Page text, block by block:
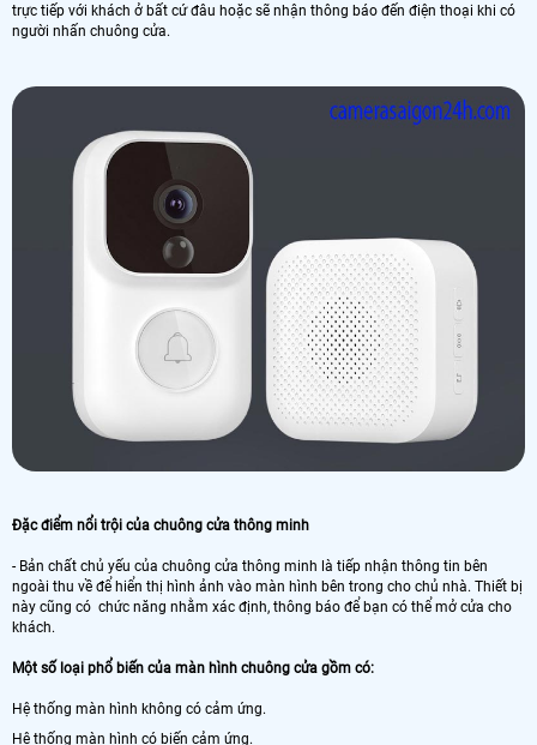
trực tiếp với khách ở bất cứ đâu hoặc sẽ nhận thông báo đến điện thoại khi có
người nhấn chuông cửa.
Đặc điểm nổi trội của chuông cửa thông minh
- Bản chất chủ yếu của chuông cửa thông minh là tiếp nhận thông tin bên
ngoài thu về để hiển thị hình ảnh vào màn hình bên trong cho chủ nhà. Thiết bị
này cũng có chức năng nhằm xác định, thông báo để bạn có thể mở cửa cho
khách.
Một số loại phổ biến của màn hình chuông cửa gồm có:
Hệ thống màn hình không có cảm ứng.
Hệ thống màn hình có biến cảm ứng.